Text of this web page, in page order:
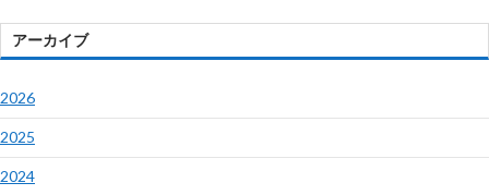
アーカイブ
2026
2025
2024